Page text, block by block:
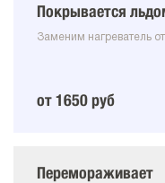
Покрывается
Заменим нагреватель
от 1650 руб
Перемораживает